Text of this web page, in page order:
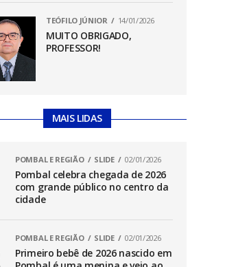
TEÓFILO JÚNIOR 14/01/2026
MUITO OBRIGADO,
PROFESSOR!
MAIS LIDAS
POMBAL E REGIÃO SLIDE 02/01/2026
Pombal celebra chegada de 2026
com grande público no centro da
cidade
POMBAL E REGIÃO SLIDE 02/01/2026
Primeiro bebê de 2026 nascido em